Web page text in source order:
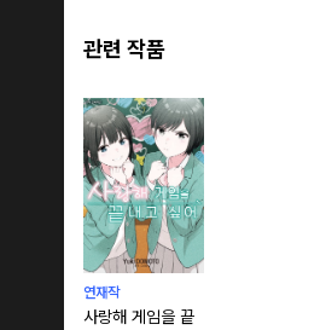
관련 작품
연재작
사랑해 게임을 끝